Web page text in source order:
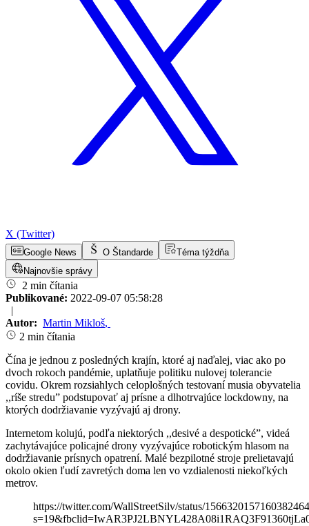
X (Twitter)
Google News O Štandarde
Téma týždňa
Najnovšie správy
2 min čítania
Publikované: 2022-09-07 05:58:28
|
Autor: Martin Mikloš,
2 min čítania
Čína je jednou z posledných krajín, ktoré aj naďalej, viac ako po
dvoch rokoch pandémie, uplatňuje politiku nulovej tolerancie
covidu. Okrem rozsiahlych celoplošných testovaní musia obyvatelia
,,ríše stredu” podstupovať aj prísne a dlhotrvajúce lockdowny, na
ktorých dodržiavanie vyzývajú aj drony.
Internetom kolujú, podľa niektorých ,,desivé a despotické”, videá
zachytávajúce policajné drony vyzývajúce robotickým hlasom na
dodržiavanie prísnych opatrení. Malé bezpilotné stroje prelietavajú
okolo okien ľudí zavretých doma len vo vzdialenosti niekoľkých
metrov.
https://twitter.com/WallStreetSilv/status/